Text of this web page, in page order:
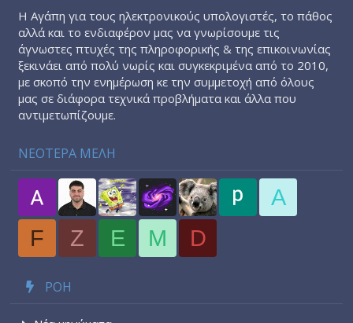
Η Αγάπη για τους ηλεκτρονικούς υπολογιστές, το πάθος
αλλά και το ενδιαφέρον μας να γνωρίσουμε τις
άγνωστες πτυχές της πληροφορικής & της επικοινωνίας
ξεκινάει από πολύ νωρίς και συγκεκριμένα από το 2010,
με σκοπό την ενημέρωση κε την συμμετοχή από όλους
μας σε διάφορα τεχνικά προβλήματα και άλλα που
αντιμετωπίζουμε.
ΝΕΟΤΕΡΑ ΜΕΛΗ
A
F
Z E M D
ΡΟΉ